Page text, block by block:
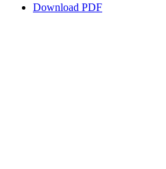
Download PDF